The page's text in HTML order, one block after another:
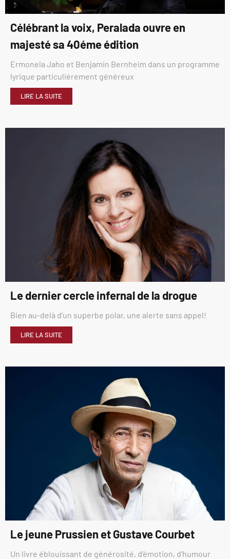
Célébrant la voix, Peralada ouvre en
majesté sa 40éme édition
Ermonela Jaho et Benjamin Bernheim dans un programme
lyrique particulièrement généreux
LIRE LA SUITE
Le dernier cercle infernal de la drogue
Bien au-delà d’un superbe polar, une alerte sans appel!
LIRE LA SUITE
Le jeune Prussien et Gustave Courbet
Un livre éblouissant de générosité, d’émotion, d’humour